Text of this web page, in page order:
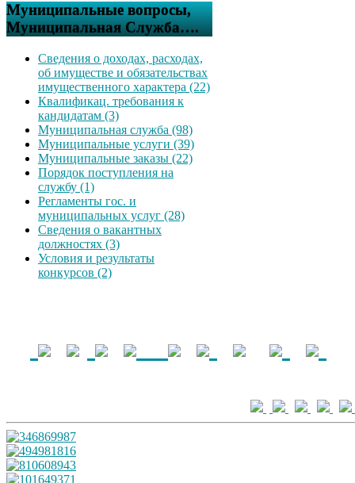
Муниципальные вопросы,
Муниципальная Служба….
Сведения о доходах, расходах,
об имуществе и обязательствах
имущественного характера (22)
Квалификац. требования к
кандидатам (3)
Муниципальная служба (98)
Муниципальные услуги (39)
Муниципальные заказы (22)
Порядок поступления на
службу (1)
Регламенты гос. и
муниципальных услуг (28)
Сведения о вакантных
должностях (3)
Условия и результаты
конкурсов (2)